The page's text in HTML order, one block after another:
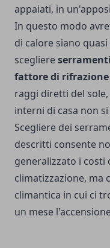
appaiati, in
In questo modo
di calore siano
scegliere
fattore di rifrazione
raggi diretti del
interni di casa non
Scegliere dei
descritti consente
generalizzato i costi
climatizzazione, ma
climantica in cui ci
un mese